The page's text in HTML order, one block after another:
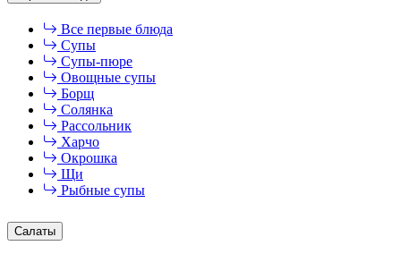
Все первые блюда
Супы
Супы-пюре
Овощные супы
Борщ
Солянка
Рассольник
Харчо
Окрошка
Щи
Рыбные супы
Салаты